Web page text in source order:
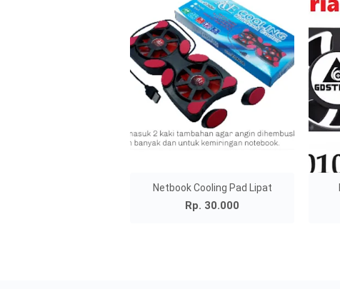
Netbook Cooling Pad Lipat
Rp. 30.000